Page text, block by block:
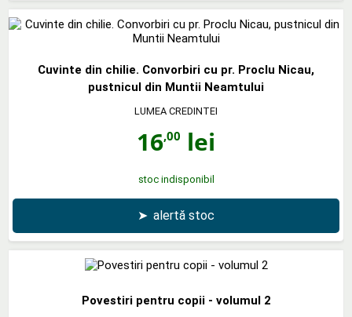
Cuvinte din chilie. Convorbiri cu pr. Proclu Nicau,
pustnicul din Muntii Neamtului
LUMEA CREDINTEI
16,00 lei
stoc indisponibil
➤ alertă stoc
Povestiri pentru copii - volumul 2